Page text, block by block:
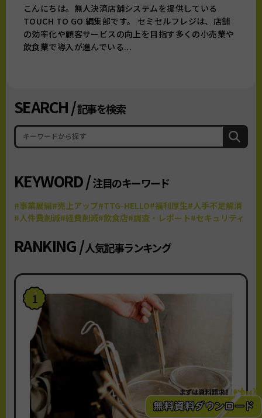
こんにちは。無人決済店舗システムを提供している
TOUCH TO GO 編集部です。 セミセルフレジは、店舗
の効率化や顧客サービスの向上を目指す多くの小売業や
飲食業で導入が進んでいる...
SEARCH /記事を検索
KEYWORD /注目のキーワード
#事業展開#売上アップ#TTG-HELLO#福利厚生#人手不足解消
#人件費削減#経費削減#飲食店#調査・レポート#セキュリティ
RANKING /人気記事ランキング
1